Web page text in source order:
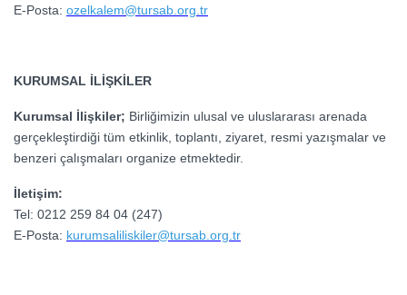
E-Posta: ozelkalem@tursab.org.tr
KURUMSAL İLİŞKİLER
Kurumsal İlişkiler; Birliğimizin ulusal ve uluslararası arenada
gerçekleştirdiği tüm etkinlik, toplantı, ziyaret, resmi yazışmalar ve
benzeri çalışmaları organize etmektedir.
İletişim:
Tel: 0212 259 84 04 (247)
E-Posta: kurumsaliliskiler@tursab.org.tr